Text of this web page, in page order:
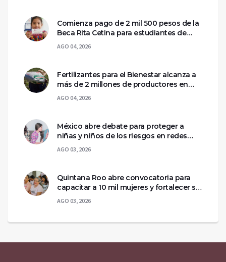
Comienza pago de 2 mil 500 pesos de la
Beca Rita Cetina para estudiantes de
primaria
AGO 04, 2026
Fertilizantes para el Bienestar alcanza a
más de 2 millones de productores en
México
AGO 04, 2026
México abre debate para proteger a
niñas y niños de los riesgos en redes
sociales
AGO 03, 2026
Quintana Roo abre convocatoria para
capacitar a 10 mil mujeres y fortalecer su
autonomía económica
AGO 03, 2026